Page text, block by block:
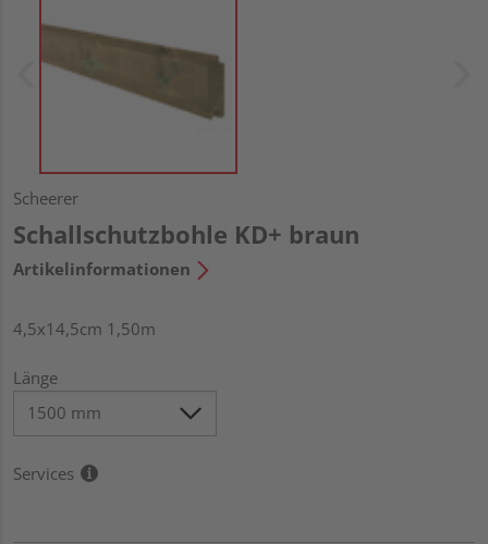
Scheerer
Schallschutzbohle KD+ braun
Artikelinformationen
4,5x14,5cm 1,50m
Länge
Services